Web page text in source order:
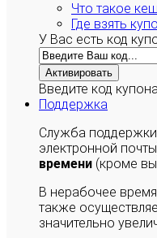
Что такое
Где взять
У Вас есть код
Активировать
Введите код
Поддержка
Служба
электронной
времени (кроме
В нерабочее
также
значительно